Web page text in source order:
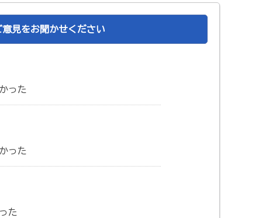
見をお聞かせください
った
った
た